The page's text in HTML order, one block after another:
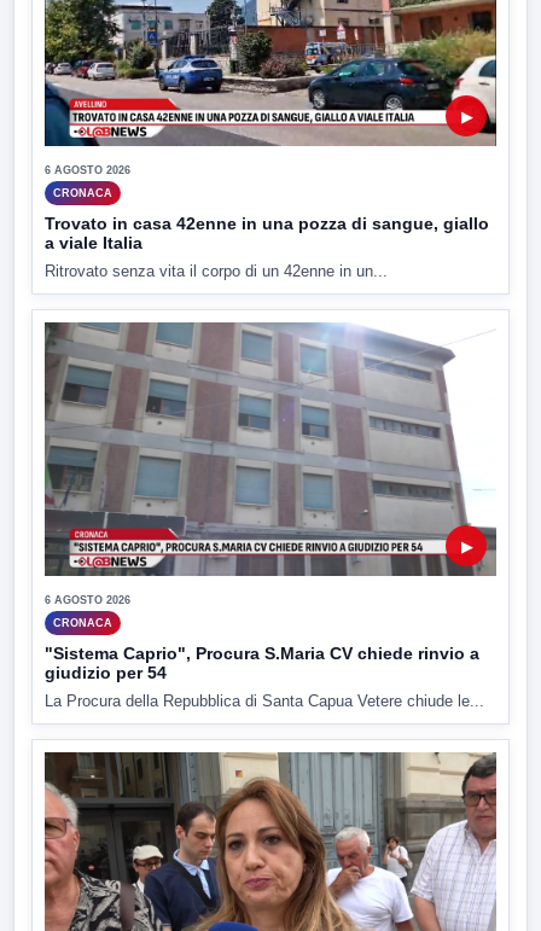
▶
6 AGOSTO 2026
CRONACA
Trovato in casa 42enne in una pozza di sangue, giallo
a viale Italia
Ritrovato senza vita il corpo di un 42enne in un...
▶
6 AGOSTO 2026
CRONACA
"Sistema Caprio", Procura S.Maria CV chiede rinvio a
giudizio per 54
La Procura della Repubblica di Santa Capua Vetere chiude le...